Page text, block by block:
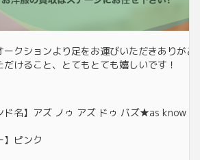
ークションより足をお運びいただきありがと
だけること、とてもとても嬉しいです！
ド名】アズ ノゥ アズ ドゥ バズ★as know
】ピンク